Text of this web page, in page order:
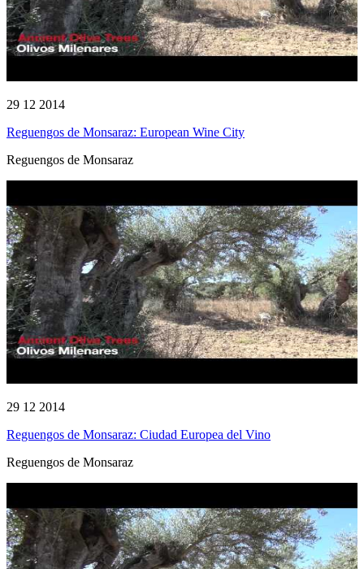
29 12 2014
Reguengos de Monsaraz: European Wine City
Reguengos de Monsaraz
29 12 2014
Reguengos de Monsaraz: Ciudad Europea del Vino
Reguengos de Monsaraz